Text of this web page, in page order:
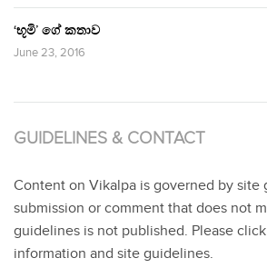
‘භූමි’ ගේ කතාව
June 23, 2016
GUIDELINES & CONTACT
Content on Vikalpa is governed by site
submission or comment that does not
guidelines is not published. Please click
information and site guidelines.